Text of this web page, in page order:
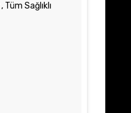
, Tüm Sağlıklı